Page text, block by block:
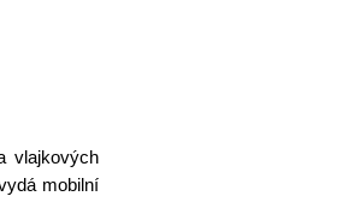
vlajkových
mobilní